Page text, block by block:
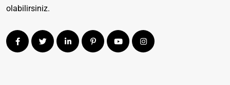
olabilirsiniz.